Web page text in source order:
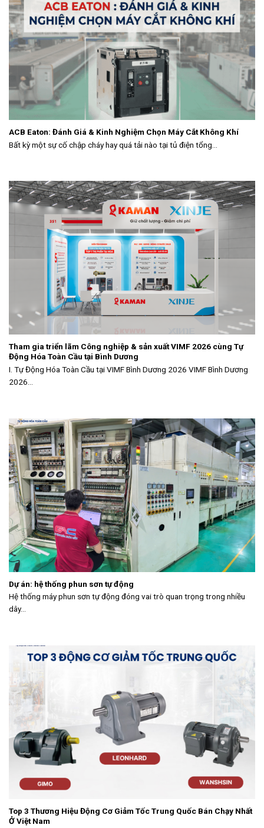
ACB Eaton: Đánh Giá & Kinh Nghiệm Chọn Máy Cắt Không Khí
Bất kỳ một sự cố chập cháy hay quá tải nào tại tủ điện tổng...
Tham gia triển lãm Công nghiệp & sản xuất VIMF 2026 cùng Tự
Động Hóa Toàn Cầu tại Bình Dương
I. Tự Động Hóa Toàn Cầu tại VIMF Bình Dương 2026 VIMF Bình Dương
2026...
Dự án: hệ thống phun sơn tự động
Hệ thống máy phun sơn tự động đóng vai trò quan trọng trong nhiều
dây...
Top 3 Thương Hiệu Động Cơ Giảm Tốc Trung Quốc Bán Chạy Nhất
Ở Việt Nam